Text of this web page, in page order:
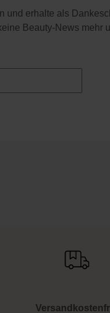
und erhalte als
Beauty-News mehr